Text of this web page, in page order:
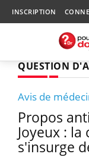
INSCRIPTION
QUESTION
Avis de
Propos
Joyeux :
s'insurge